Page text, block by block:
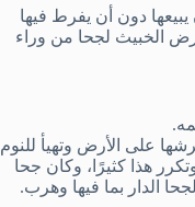
دون أن يفرط فيها
الخبيث لجحا من وراء
على الأرض وتهيأ للنوم
هذا كثيرًا، وكان جحا
الدار بما فيها وهرب.